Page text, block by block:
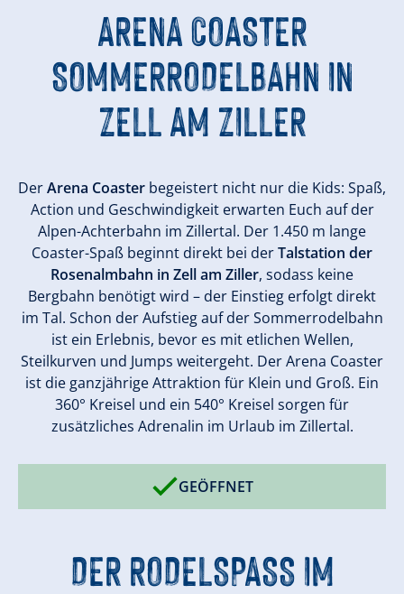
ARENA COASTER
SOMMERRODELBAHN IN
ZELL AM ZILLER
DerArena Coaster begeistert nicht nur die Kids: Spaß,
Action und Geschwindigkeit erwarten Euch auf der
Alpen-Achterbahn im Zillertal. Der 1.450 m lange
Coaster-Spaß beginnt direkt bei derTalstation der
Rosenalmbahn in Zell am Ziller, sodass keine
Bergbahn benötigt wird – der Einstieg erfolgt direkt
im Tal. Schon der Aufstieg auf der Sommerrodelbahn
ist ein Erlebnis, bevor es mit etlichen Wellen,
Steilkurven und Jumps weitergeht. Der Arena Coaster
ist die ganzjährige Attraktion für Klein und Groß. Ein
360° Kreisel und ein 540° Kreisel sorgen für
zusätzliches Adrenalin im Urlaub im Zillertal.
GEÖFFNET
DER RODELSPASS IM Z